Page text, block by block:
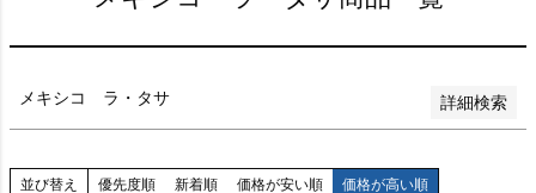
メキシコ ラ・タサ 詳細検索
検索
並び替え 優先度順 新着順 価格が安い順 価格が高い順